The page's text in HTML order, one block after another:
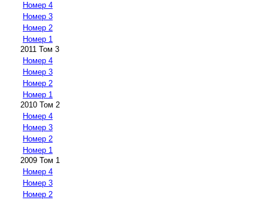
Номер 4
Номер 3
Номер 2
Номер 1
2011 Том 3
Номер 4
Номер 3
Номер 2
Номер 1
2010 Том 2
Номер 4
Номер 3
Номер 2
Номер 1
2009 Том 1
Номер 4
Номер 3
Номер 2